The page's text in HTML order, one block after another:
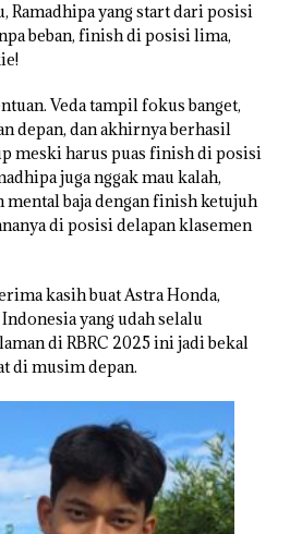
Ramadhipa yang start dari posisi
beban, finish di posisi lima,
Veda tampil fokus banget,
depan, dan akhirnya berhasil
meski harus puas finish di posisi
juga nggak mau kalah,
baja dengan finish ketujuh
di posisi delapan klasemen
kasih buat Astra Honda,
yang udah selalu
di RBRC 2025 ini jadi bekal
di musim depan.